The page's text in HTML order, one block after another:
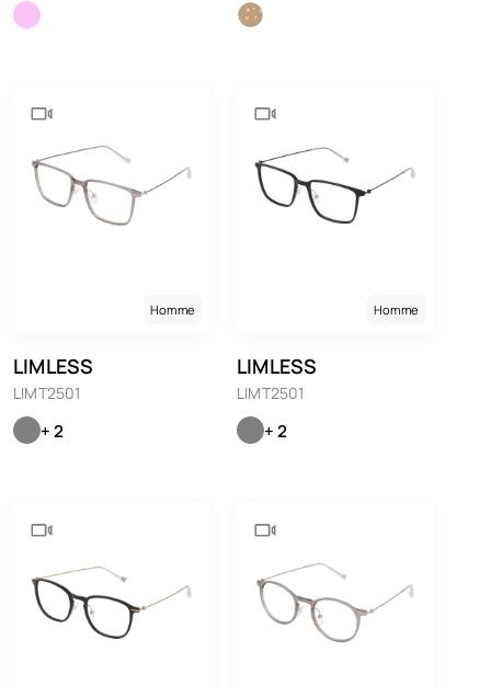
Homme
LIMLESS
LIMT2501
+ 2
Homme
LIMLESS
LIMT2501
+ 2